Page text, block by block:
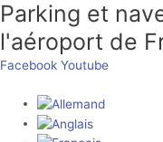
Aller
contenu
Parking et
l'aéroport de
Facebook Youtube